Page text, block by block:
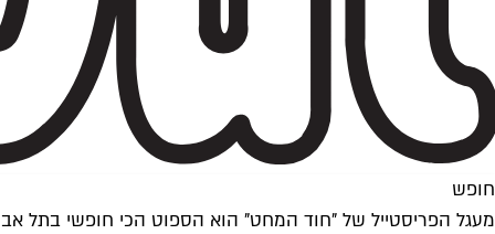
חופש
מעגל הפריסטייל של "חוד המחט" הוא הספוט הכי חופשי בתל